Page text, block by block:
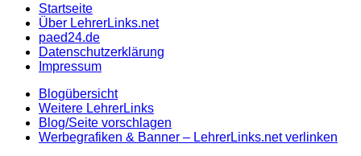
Startseite
Über LehrerLinks.net
paed24.de
Datenschutzerklärung
Impressum
Blogübersicht
Weitere LehrerLinks
Blog/Seite vorschlagen
Werbegrafiken & Banner – LehrerLinks.net verlinken